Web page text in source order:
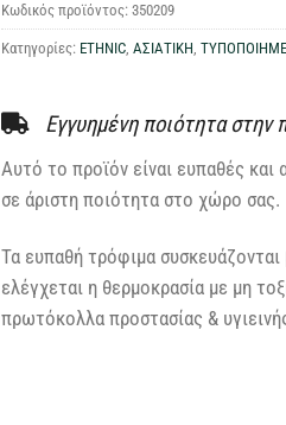
Κωδικός προϊόντος: 350209
Κατηγορίες: ETHNIC, ΑΣΙΑΤΙΚΗ,
Εγγυημένη ποιότητα στην
Αυτό το προϊόν είναι ευπαθές και
σε άριστη ποιότητα στο χώρο σας.
Τα ευπαθή τρόφιμα
ελέγχεται η θερμοκρασία με μη
πρωτόκολλα προστασίας &